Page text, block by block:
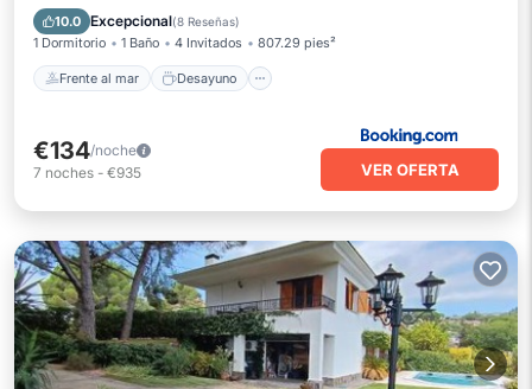
10.0 Excepcional(8 Reseñas)
1 Dormitorio 1 Baño 4 Invitados 807.29 pies²
Frente al mar Desayuno
Aparcamiento
€134/noche
7 noches - €935 VER OFERTA